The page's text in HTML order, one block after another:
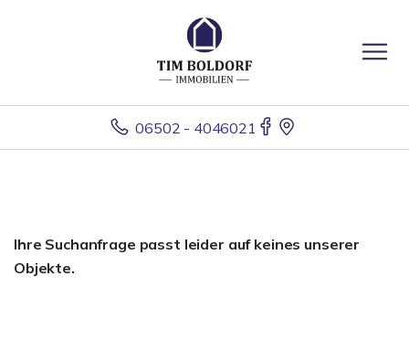
06502 - 4046021
Ihre Suchanfrage passt leider auf keines unserer
Objekte.